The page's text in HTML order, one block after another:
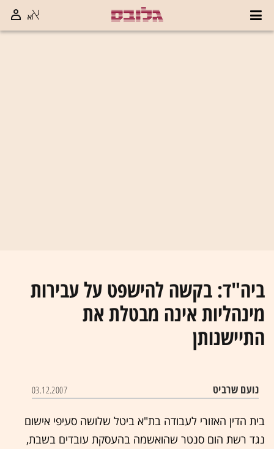
ביה"ד: בקשה להישפט על עבירות
מינהליות אינה מבטלת את
התיישנותן
נועם שרביט 03.12.2007
בית הדין האזורי לעבודה בת"א ביטל שלושה סעיפי אישום
נגד רשת הום סנטר שהואשמה בהעסקת עובדים בשבת,